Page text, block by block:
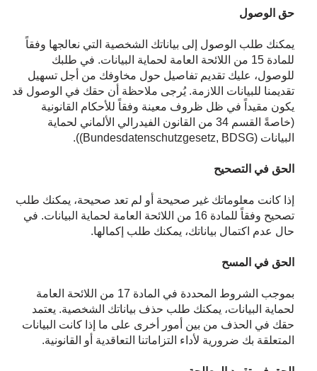
حق الوصول
يمكنك طلب الوصول إلى بياناتك الشخصية التي نعالجها وفقاً
للمادة 15 من اللائحة العامة لحماية البيانات. في طلبك
للوصول، عليك تقديم تفاصيل حول مخاوفك من أجل تسهيل
تقديمنا للبيانات اللازمة. يُرجى ملاحظة أن حقك في الوصول قد
يكون مقيداً في ظل ظروف معينة وفقاً للأحكام القانونية
(خاصةً القسم 34 من القانون الفيدرالي الألماني لحماية
البيانات (Bundesdatenschutzgesetz, BDSG)).
الحق في التصحيح
إذا كانت معلوماتك غير صحيحة أو لم تعد صحيحة، يمكنك طلب
تصحيح وفقاً للمادة 16 من اللائحة العامة لحماية البيانات. في
حال عدم اكتمال بياناتك، يمكنك طلب إكمالها.
الحق في المسح
بموجب الشروط المحددة في المادة 17 من اللائحة العامة
لحماية البيانات، يمكنك طلب حذف بياناتك الشخصية. يعتمد
حقك في الحذف من بين أمور أخرى على ما إذا كانت البيانات
المتعلقة بك ضرورية لأداء التزاماتنا التعاقدية أو القانونية.